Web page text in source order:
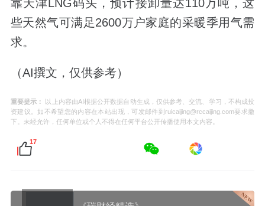
靠天津LNG码头，预计接卸量达110万吨，这
些天然气可满足2600万户家庭的采暖季用气需
求。
（AI撰文，仅供参考）
重要提示：
以上内容由AI根据公开数据自动生成，仅供参考、交流、学习，不构成投
资建议。如不希望您的内容在本站出现，可发邮件到ruicaijing@rccaijing.com要求撤
下。未经允许，任何单位或个人不得在任何平台公开传播使用本文内容。
17